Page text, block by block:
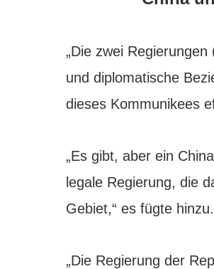
„Die zwei
und diplomatische
dieses Kommunikees
„Es gibt, aber ein
legale Regierung, die
Gebiet,“ es fügte hinzu.
„Die Regierung der